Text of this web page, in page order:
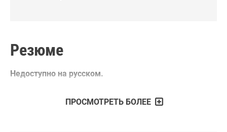
Резюме
Недоступно на русском.
ПРОСМОТРЕТЬ БОЛЕЕ